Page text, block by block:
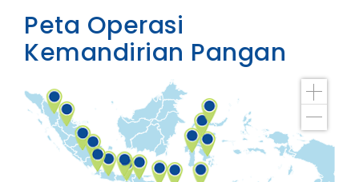
Peta Operasi
Kemandirian Pangan